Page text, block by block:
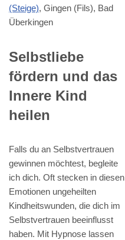
(Steige), Gingen (Fils), Bad
Überkingen
Selbstliebe
fördern und das
Innere Kind
heilen
Falls du an Selbstvertrauen
gewinnen möchtest, begleite
ich dich. Oft stecken in diesen
Emotionen ungeheilten
Kindheitswunden, die dich im
Selbstvertrauen beeinflusst
haben. Mit Hypnose lassen